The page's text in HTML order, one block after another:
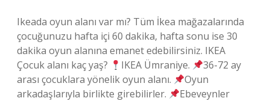
Ikeada oyun alanı var mı? Tüm İkea mağazalarında
çocuğunuzu hafta içi 60 dakika, hafta sonu ise 30
dakika oyun alanına emanet edebilirsiniz. IKEA
Çocuk alanı kaç yaş?
IKEA Ümraniye.
36-72 ay
arası çocuklara yönelik oyun alanı.
Oyun
arkadaşlarıyla birlikte girebilirler.
Ebeveynler